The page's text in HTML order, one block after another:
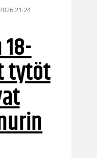
21:24
tytöt